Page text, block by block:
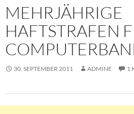
MEHRJÄHRIGE
HAFTSTRAFEN
30. SEPTEMBER 2011 ADMINE 1